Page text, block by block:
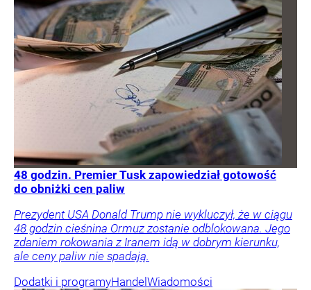
48 godzin. Premier Tusk zapowiedział gotowość
do obniżki cen paliw
Prezydent USA Donald Trump nie wykluczył, że w ciągu
48 godzin cieśnina Ormuz zostanie odblokowana. Jego
zdaniem rokowania z Iranem idą w dobrym kierunku,
ale ceny paliw nie spadają.
Dodatki i programyHandel Wiadomości